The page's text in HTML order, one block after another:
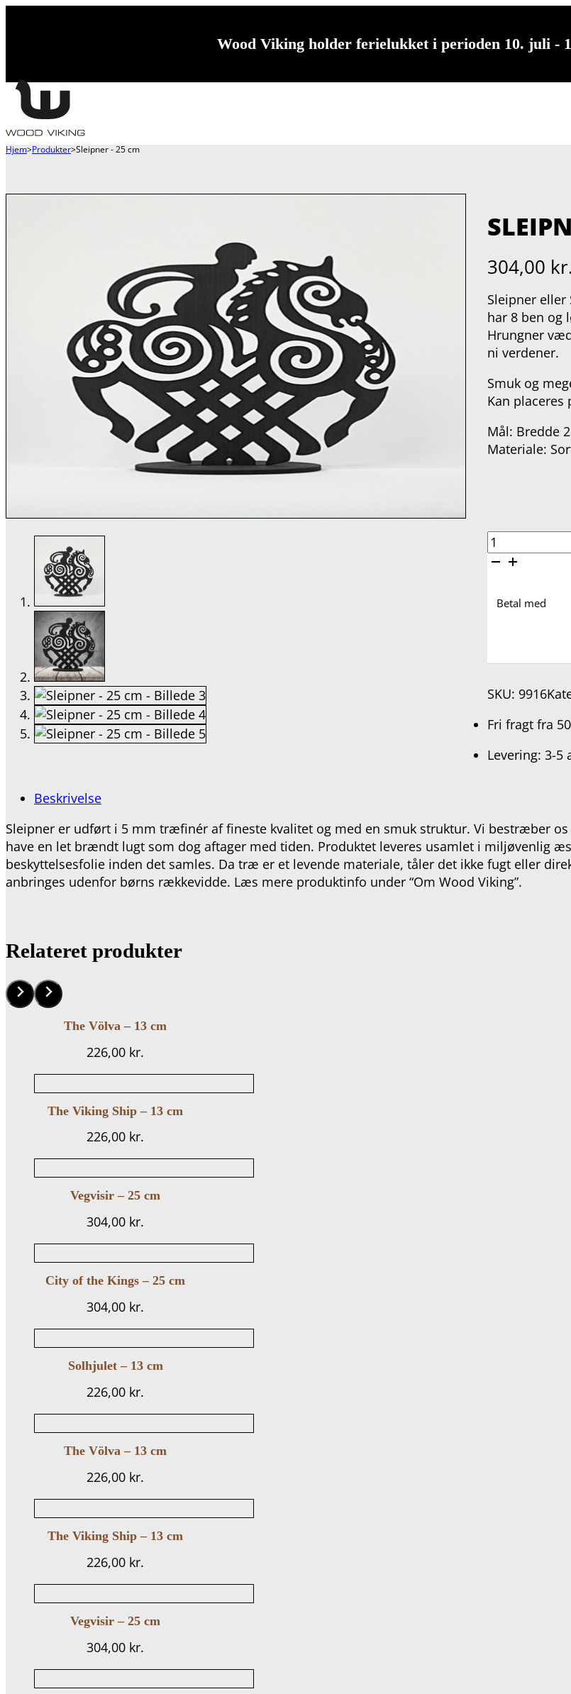
Wood Viking holder ferielukket i perioden 10. juli -
Hjem>Produkter>Sleipner - 25 cm
304,00 kr.
Sleipner
har 8 ben og
Hrungner
ni verdener.
Smuk og
Kan
Mål: Bredde
Materiale:
Sleipner
-
antal
Betal med
SKU: 9916
Fri fragt fra
Levering: 3-5
Beskrivelse
Sleipner er udført i 5 mm træfinér af fineste kvalitet og med en smuk struktur. Vi bestræber
have en let brændt lugt som dog aftager med tiden. Produktet leveres usamlet i miljøvenlig
beskyttelsesfolie inden det samles. Da træ er et levende materiale, tåler det ikke fugt eller
anbringes udenfor børns rækkevidde. Læs mere produktinfo under “Om Wood Viking”.
Relateret produkter
The Völva – 13 cm
226,00 kr.
The Viking Ship – 13 cm
226,00 kr.
Vegvisir – 25 cm
304,00 kr.
City of the Kings – 25 cm
304,00 kr.
Solhjulet – 13 cm
226,00 kr.
The Völva – 13 cm
226,00 kr.
The Viking Ship – 13 cm
226,00 kr.
Vegvisir – 25 cm
304,00 kr.